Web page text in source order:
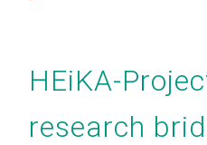
HEiKA-
research